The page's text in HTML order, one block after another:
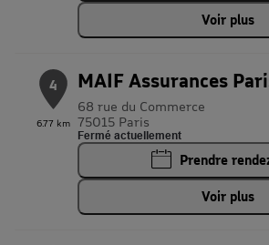
Voir plus
4
6.77 km
MAIF Assurances
68 rue du Commerce
75015 Paris
Fermé actuellement
Prendre
Voir plus